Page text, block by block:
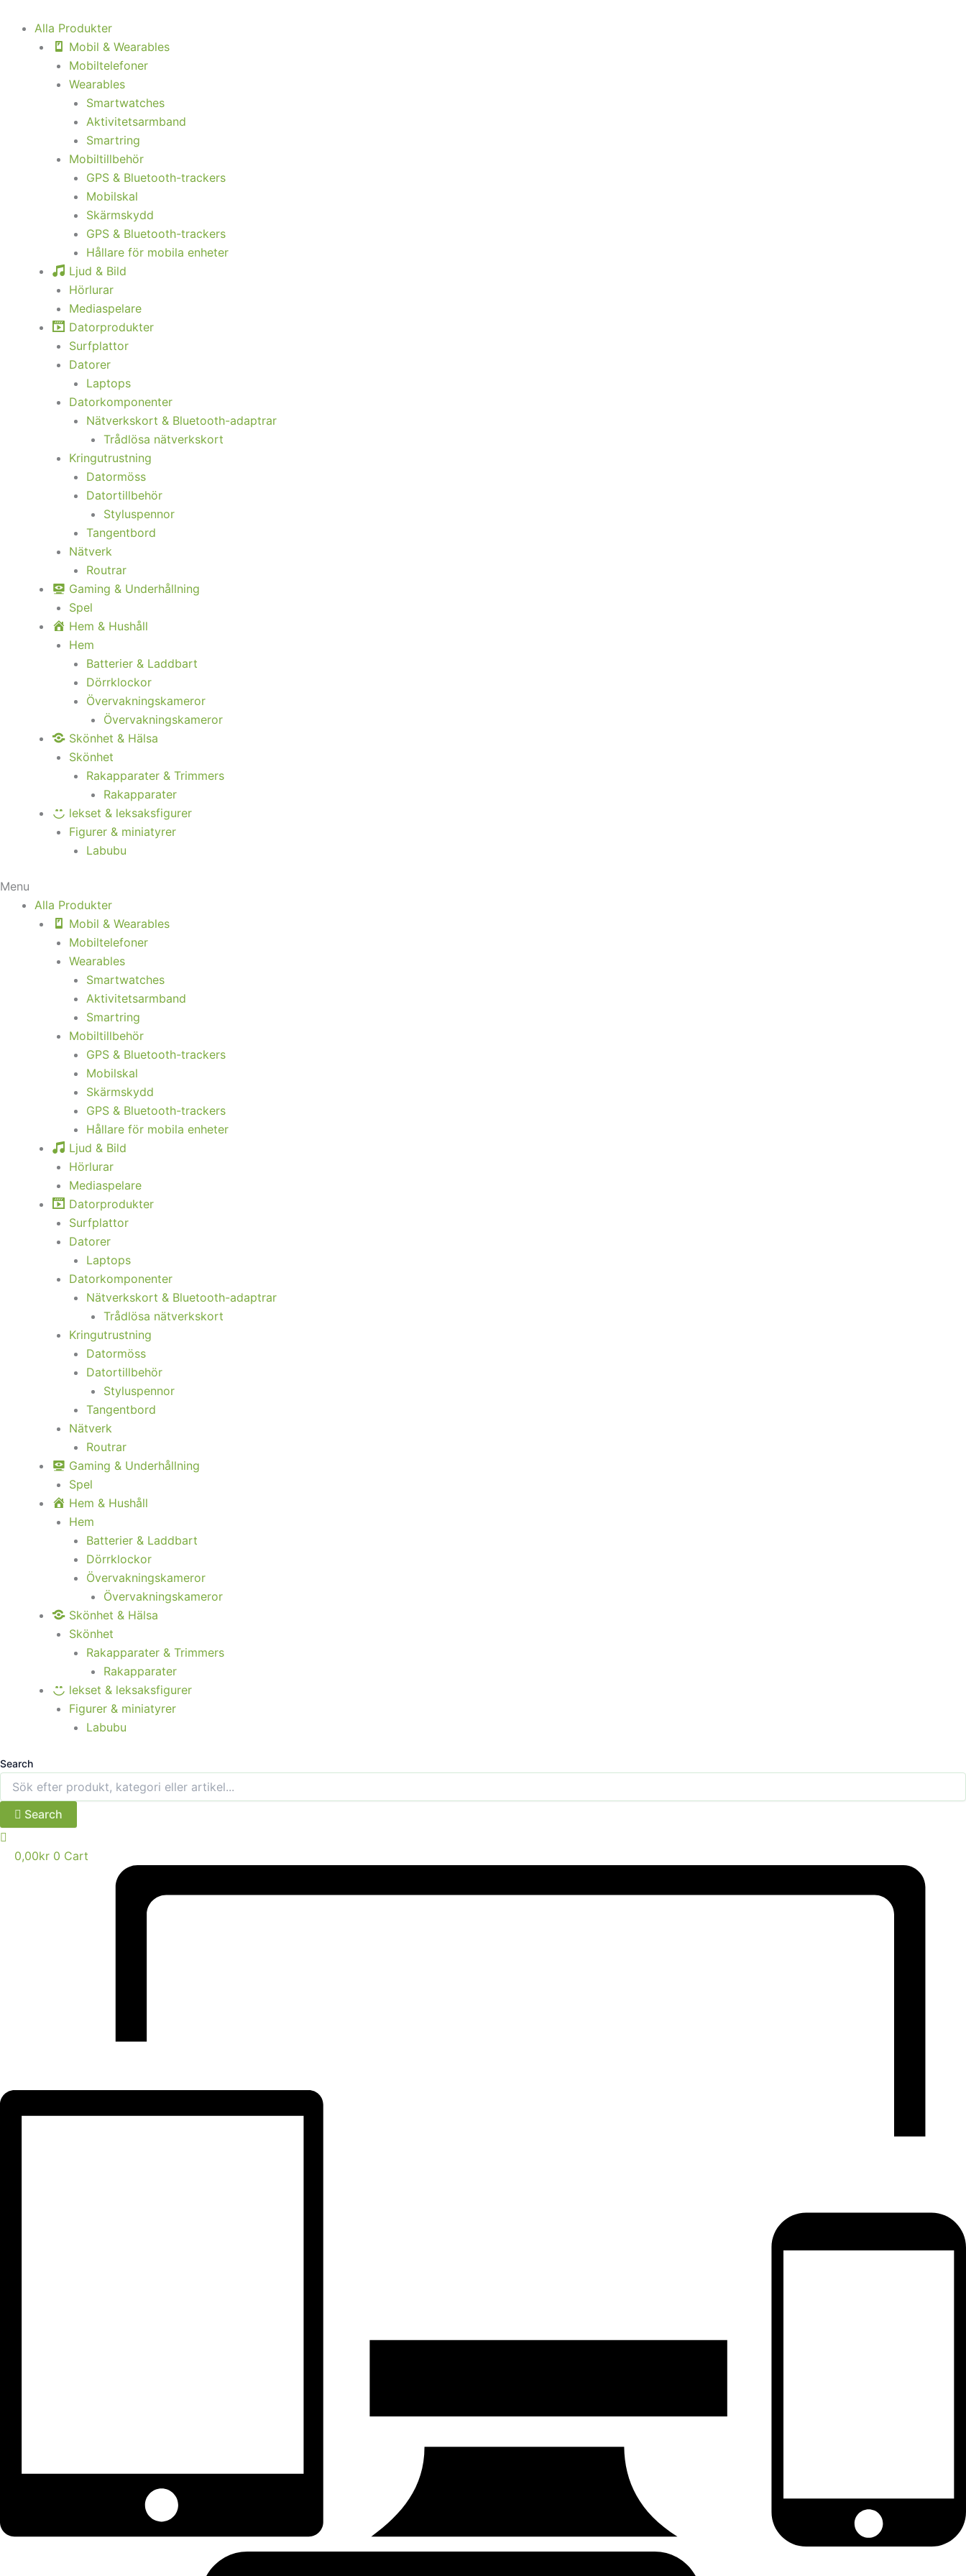
innehåll
Alla Produkter
Mobil & Wearables
Mobiltelefoner
Wearables
Smartwatches
Aktivitetsarmband
Smartring
Mobiltillbehör
GPS & Bluetooth-trackers
Mobilskal
Skärmskydd
GPS & Bluetooth-trackers
Hållare för mobila enheter
Ljud & Bild
Hörlurar
Mediaspelare
Datorprodukter
Surfplattor
Datorer
Laptops
Datorkomponenter
Nätverkskort & Bluetooth-adaptrar
Trådlösa nätverkskort
Kringutrustning
Datormöss
Datortillbehör
Styluspennor
Tangentbord
Nätverk
Routrar
Gaming & Underhållning
Spel
Hem & Hushåll
Hem
Batterier & Laddbart
Dörrklockor
Övervakningskameror
Övervakningskameror
Skönhet & Hälsa
Skönhet
Rakapparater & Trimmers
Rakapparater
lekset & leksaksfigurer
Figurer & miniatyrer
Labubu
Menu
Alla Produkter
Mobil & Wearables
Mobiltelefoner
Wearables
Smartwatches
Aktivitetsarmband
Smartring
Mobiltillbehör
GPS & Bluetooth-trackers
Mobilskal
Skärmskydd
GPS & Bluetooth-trackers
Hållare för mobila enheter
Ljud & Bild
Hörlurar
Mediaspelare
Datorprodukter
Surfplattor
Datorer
Laptops
Datorkomponenter
Nätverkskort & Bluetooth-adaptrar
Trådlösa nätverkskort
Kringutrustning
Datormöss
Datortillbehör
Styluspennor
Tangentbord
Nätverk
Routrar
Gaming & Underhållning
Spel
Hem & Hushåll
Hem
Batterier & Laddbart
Dörrklockor
Övervakningskameror
Övervakningskameror
Skönhet & Hälsa
Skönhet
Rakapparater & Trimmers
Rakapparater
lekset & leksaksfigurer
Figurer & miniatyrer
Labubu
Search
Search
0,00kr 0 Cart